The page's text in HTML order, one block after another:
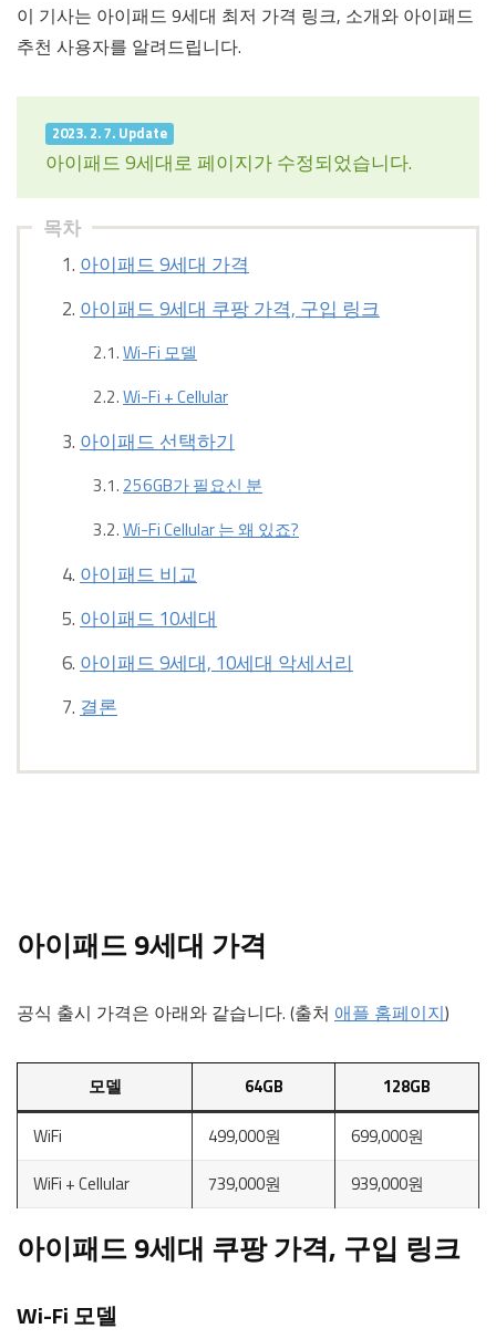
이 기사는 아이패드 9세대 최저 가격 링크, 소개와 아이패드
추천 사용자를 알려드립니다.
2023. 2. 7. Update
아이패드 9세대로 페이지가 수정되었습니다.
목차
아이패드 9세대 가격
아이패드 9세대 쿠팡 가격, 구입 링크
Wi-Fi 모델
Wi-Fi + Cellular
아이패드 선택하기
256GB가 필요신 분
Wi-Fi Cellular 는 왜 있죠?
아이패드 비교
아이패드 10세대
아이패드 9세대, 10세대 악세서리
결론
아이패드 9세대 가격
공식 출시 가격은 아래와 같습니다. (출처 애플 홈페이지)
모델 64GB
128GB
WiFi
499,000원
699,000원
WiFi + Cellular
739,000원 939,000원
아이패드 9세대 쿠팡 가격, 구입 링크
Wi-Fi 모델